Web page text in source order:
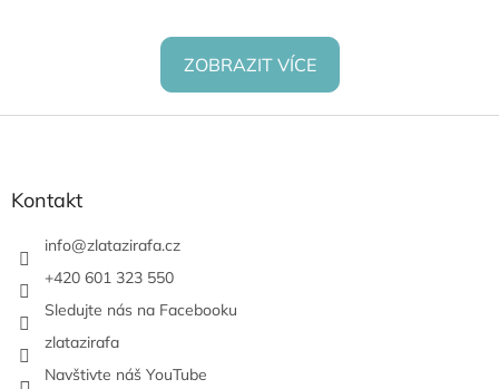
ZOBRAZIT VÍCE
Kontakt
info@zlatazirafa.cz
+420 601 323 550
Sledujte nás na Facebooku
zlatazirafa
Navštivte náš YouTube